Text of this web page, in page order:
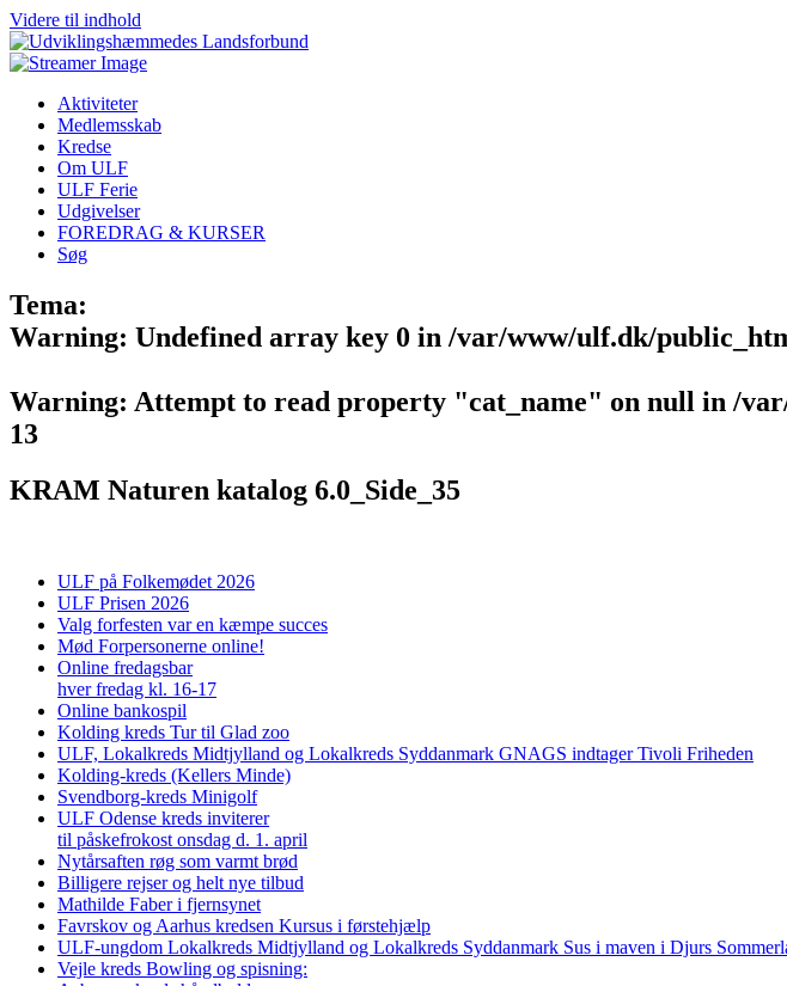
Videre til indhold
Aktiviteter
Medlemsskab
Kredse
Om ULF
ULF Ferie
Udgivelser
FOREDRAG & KURSER
Søg
Tema:
Warning: Undefined array key 0 in /var/www/ulf.dk/
Warning: Attempt to read property "cat_name" on null in /
13
KRAM Naturen katalog 6.0_Side_35
ULF på Folkemødet 2026
ULF Prisen 2026
Valg forfesten var en kæmpe succes
Mød Forpersonerne online!
Online fredagsbar
hver fredag kl. 16-17
Online bankospil
Kolding kreds Tur til Glad zoo
ULF, Lokalkreds Midtjylland og Lokalkreds Syddanmark GNAGS indtager Tivoli Friheden
Kolding-kreds (Kellers Minde)
Svendborg-kreds Minigolf
ULF Odense kreds inviterer
til påskefrokost onsdag d. 1. april
Nytårsaften røg som varmt brød
Billigere rejser og helt nye tilbud
Mathilde Faber i fjernsynet
Favrskov og Aarhus kredsen Kursus i førstehjælp
ULF-ungdom Lokalkreds Midtjylland og Lokalkreds Syddanmark Sus i maven i Djurs
Vejle kreds Bowling og spisning: